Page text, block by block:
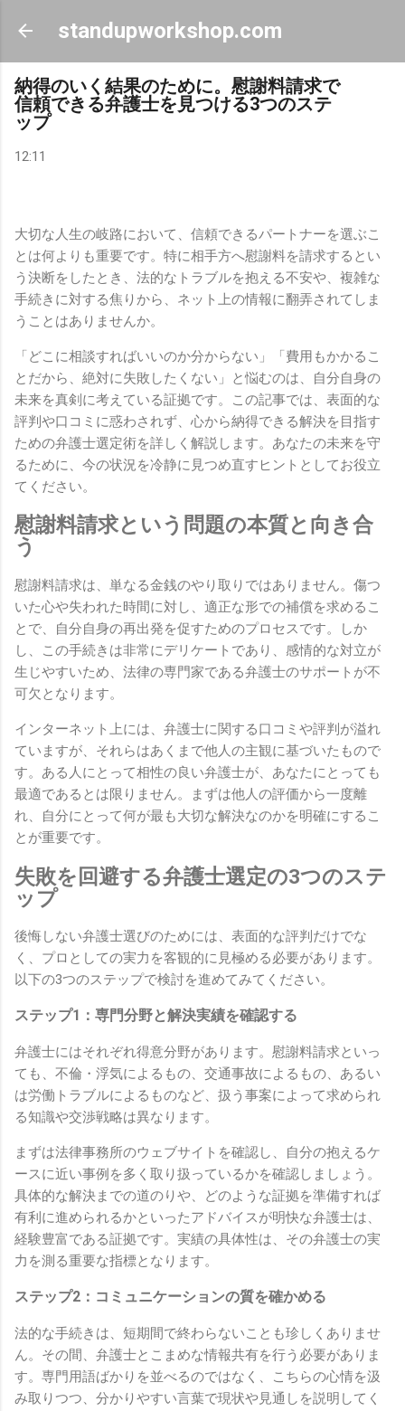
スキップしてメイン コンテンツに移動
standupworkshop.com
納得のいく結果のために。慰謝料請求で
信頼できる弁護士を見つける3つのステ
ップ
12:11
大切な人生の岐路において、信頼できるパートナーを選ぶこ
とは何よりも重要です。特に相手方へ慰謝料を請求するとい
う決断をしたとき、法的なトラブルを抱える不安や、複雑な
手続きに対する焦りから、ネット上の情報に翻弄されてしま
うことはありませんか。
「どこに相談すればいいのか分からない」「費用もかかるこ
とだから、絶対に失敗したくない」と悩むのは、自分自身の
未来を真剣に考えている証拠です。この記事では、表面的な
評判や口コミに惑わされず、心から納得できる解決を目指す
ための弁護士選定術を詳しく解説します。あなたの未来を守
るために、今の状況を冷静に見つめ直すヒントとしてお役立
てください。
慰謝料請求という問題の本質と向き合
う
慰謝料請求は、単なる金銭のやり取りではありません。傷つ
いた心や失われた時間に対し、適正な形での補償を求めるこ
とで、自分自身の再出発を促すためのプロセスです。しか
し、この手続きは非常にデリケートであり、感情的な対立が
生じやすいため、法律の専門家である弁護士のサポートが不
可欠となります。
インターネット上には、弁護士に関する口コミや評判が溢れ
ていますが、それらはあくまで他人の主観に基づいたもので
す。ある人にとって相性の良い弁護士が、あなたにとっても
最適であるとは限りません。まずは他人の評価から一度離
れ、自分にとって何が最も大切な解決なのかを明確にするこ
とが重要です。
失敗を回避する弁護士選定の3つのステ
ップ
後悔しない弁護士選びのためには、表面的な評判だけでな
く、プロとしての実力を客観的に見極める必要があります。
以下の3つのステップで検討を進めてみてください。
ステップ1：専門分野と解決実績を確認する
弁護士にはそれぞれ得意分野があります。慰謝料請求といっ
ても、不倫・浮気によるもの、交通事故によるもの、あるい
は労働トラブルによるものなど、扱う事案によって求められ
る知識や交渉戦略は異なります。
まずは法律事務所のウェブサイトを確認し、自分の抱えるケ
ースに近い事例を多く取り扱っているかを確認しましょう。
具体的な解決までの道のりや、どのような証拠を準備すれば
有利に進められるかといったアドバイスが明快な弁護士は、
経験豊富である証拠です。実績の具体性は、その弁護士の実
力を測る重要な指標となります。
ステップ2：コミュニケーションの質を確かめる
法的な手続きは、短期間で終わらないことも珍しくありませ
ん。その間、弁護士とこまめな情報共有を行う必要がありま
す。専門用語ばかりを並べるのではなく、こちらの心情を汲
み取りつつ、分かりやすい言葉で現状や見通しを説明してく